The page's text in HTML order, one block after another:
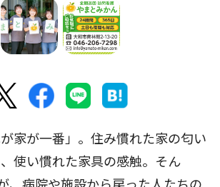
家が一番」。住み慣れた家の匂い
使い慣れた家具の感触。そん